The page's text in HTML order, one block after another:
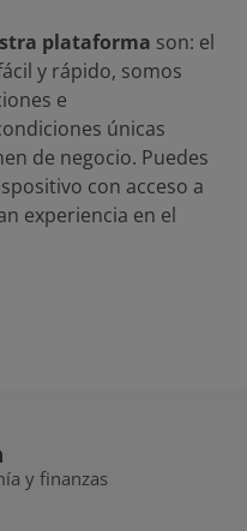
plataforma son: el
y rápido, somos
e
únicas
de negocio. Puedes
con acceso a
experiencia en el
y finanzas